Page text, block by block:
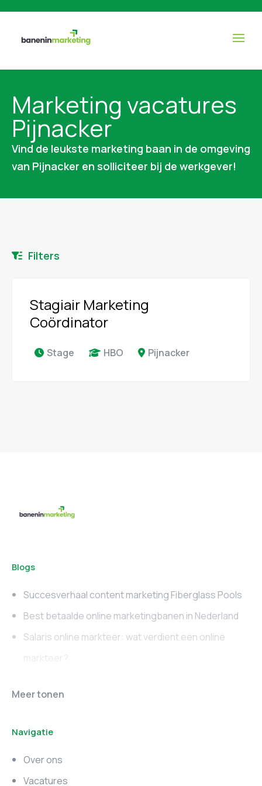
Marketing vacatures
Pijnacker
Vind de leukste marketing baan in de omgeving
van Pijnacker en solliciteer bij de werkgever!
Filters
Stagiair Marketing
Coördinator
Stage HBO Pijnacker
Blogs
Succesverhaal content marketing Fiberglass Pools
Best betaalde online marketingbanen in Nederland
Salaris online markteer: wat verdient een online
markteer?
Online marketing
Marketing vacatures
Zuid-Holland
Marketing vacatures
Meer tonen
Navigatie
Over ons
Vacatures